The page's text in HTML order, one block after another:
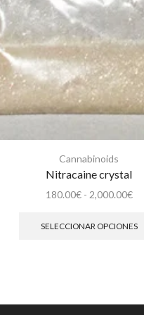
Cannabinoids
Nitracaine crystal
180.00€ - 2,000.00€
SELECCIONAR OPCIONES